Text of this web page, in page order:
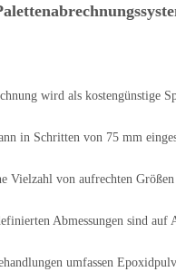
wird als kostengünstige
in Schritten von 75 mm
Vielzahl von aufrechten
Abmessungen sind auf
umfassen